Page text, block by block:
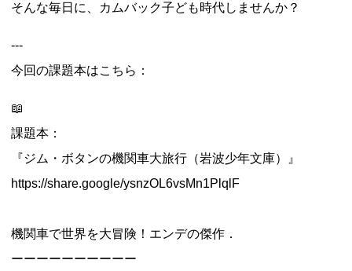
そんな毎日に、カムバック子ども時代しませんか？
---
今回の課題本はこちら：
📖
課題本：
『ジム・ボタンの機関車大旅行（岩波少年文庫）』
https://share.google/ysnzOL6vsMn1PlqlF
機関車で世界を大冒険！エンデの傑作．
ーーーーーーーーーー